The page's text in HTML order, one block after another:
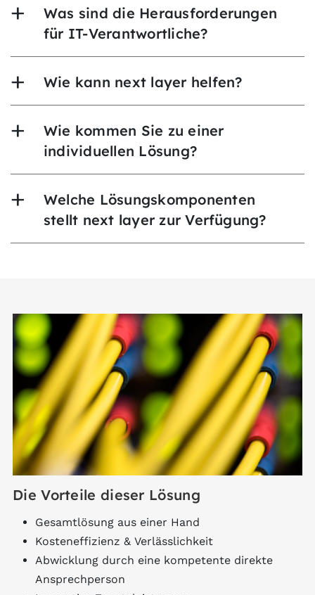
Was sind die Herausforderungen
für IT-Verantwortliche?
Wie kann next layer helfen?
Wie kommen Sie zu einer
individuellen Lösung?
Welche Lösungskomponenten
stellt next layer zur Verfügung?
Die Vorteile dieser Lösung
Gesamtlösung aus einer Hand
Kosteneffizienz & Verlässlichkeit
Abwicklung durch eine kompetente direkte
Ansprechperson